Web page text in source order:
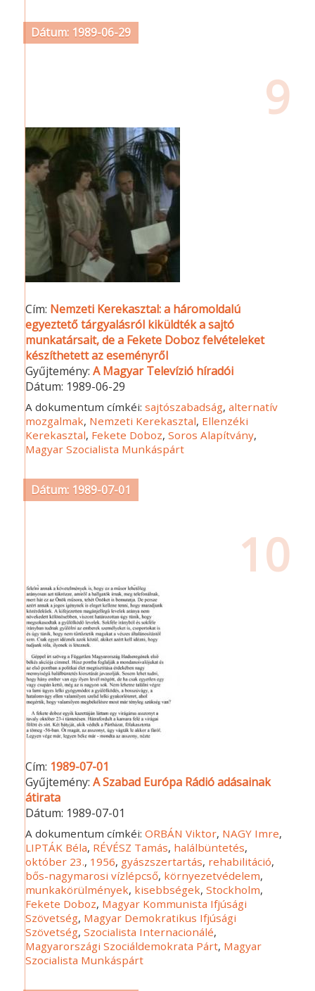
Dátum: 1989-06-29
9
Cím: Nemzeti Kerekasztal: a háromoldalú
egyeztető tárgyalásról kiküldték a sajtó
munkatársait, de a Fekete Doboz felvételeket
készíthetett az eseményről
Gyűjtemény:A Magyar Televízió híradói
Dátum: 1989-06-29
A dokumentum címkéi:sajtószabadság,alternatív
mozgalmak, Nemzeti Kerekasztal, Ellenzéki
Kerekasztal, Fekete Doboz,Soros Alapítvány,
Magyar Szocialista Munkáspárt
Dátum: 1989-07-01
10
Cím: 1989-07-01
Gyűjtemény:A Szabad Európa Rádió adásainak
átirata
Dátum: 1989-07-01
A dokumentum címkéi:ORBÁN Viktor, NAGY Imre,
LIPTÁK Béla, RÉVÉSZ Tamás, halálbüntetés,
október 23., 1956, gyászszertartás, rehabilitáció,
bős-nagymarosi vízlépcső, környezetvédelem,
munkakörülmények, kisebbségek,Stockholm,
Fekete Doboz, Magyar Kommunista Ifjúsági
Szövetség, Magyar Demokratikus Ifjúsági
Szövetség,Szocialista Internacionálé,
Magyarországi Szociáldemokrata Párt, Magyar
Szocialista Munkáspárt